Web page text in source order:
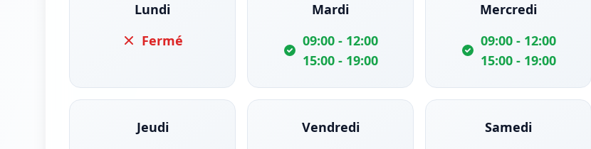
Lundi
Fermé
Mardi
09:00 - 12:00
15:00 - 19:00
Mercredi
09:00 - 12:00
15:00 - 19:00
Jeudi
Vendredi
Samedi